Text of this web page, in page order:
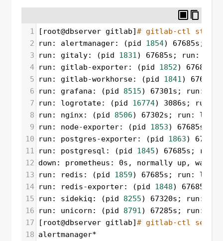
1 [root@dbserver gitlab] # gitlab-ctl status
2
run: alertmanager: (pid 1854) 67685s;
3
run: gitaly: (pid 1831) 67685s; run:
4 run: gitlab-exporter: (pid 1852)
5
run: gitlab-workhorse: (pid 1841)
6
run: grafana: (pid 8515) 67301s; run:
7
run: logrotate: (pid 16774) 3086s; run:
8
run: nginx: (pid 8506) 67302s; run:
9
run: node-exporter: (pid 1853) 67685s;
10
run: postgres-exporter: (pid 1863)
11
run: postgresql: (pid 1845) 67685s;
12 down: prometheus: 0s, normally up,
13
run: redis: (pid 1859) 67685s; run:
14 run: redis-exporter: (pid 1848) 67685s;
15
run: sidekiq: (pid 8255) 67320s; run:
16
run: unicorn: (pid 8791) 67285s; run:
17
[root@dbserver gitlab] # gitlab-ctl
18 alertmanager*